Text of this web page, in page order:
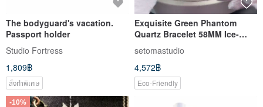
The bodyguard's vacation.
Passport holder
Studio Fortress
1,809฿
สั่งทำพิเศษ
Exquisite Green Phantom
Quartz Bracelet 58MM Ice-
Clear Phantom Stone Quartz
Bangle Emotional Healing
setomastudio
4,572฿
Eco-Friendly
-10%